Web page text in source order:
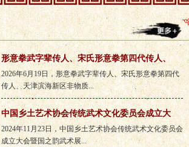
形意拳武字辈传人、宋氏形意拳第四代传人、
2026年6月19日，形意拳武字辈传人、宋氏形意拳第四代
传人、天津滨海新区非物质...
中国乡土艺术协会传统武术文化委员会成立大
2024年11月23日，中国乡土艺术协会传统武术文化委员会
成立大会暨国之韵武术展...